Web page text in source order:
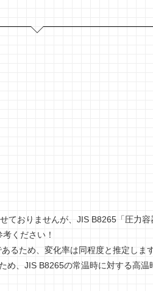
ておりませんが、JIS B8265「圧力
ください！
るため、変化率は同程度と推定します
め、JIS B8265の常温時に対する高